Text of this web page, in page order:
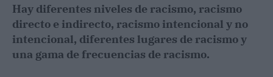
Hay diferentes niveles de racismo, racismo
directo e indirecto, racismo intencional y no
intencional, diferentes lugares de racismo y
una gama de frecuencias de racismo.